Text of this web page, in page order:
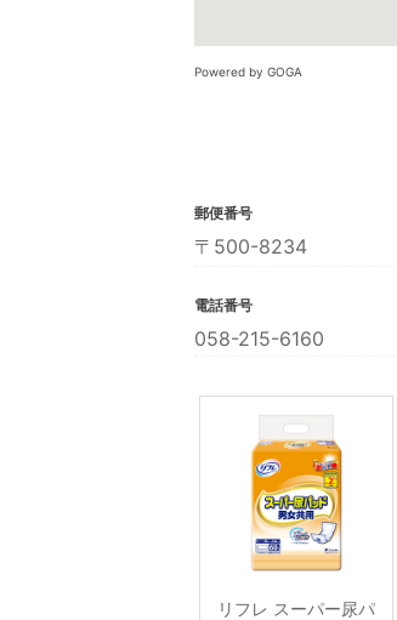
Powered by GOGA
郵便番号
〒500-8234
電話番号
058-215-6160
リフレ スーパー尿パ